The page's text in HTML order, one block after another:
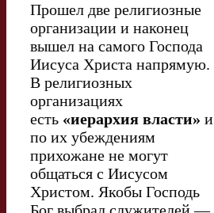
Прошел две религиозные
организации и наконец
вышел на самого Господа
Иисуса Христа напрямую.
В религиозных
организациях
есть «иерархия власти» и
по их убеждениям
прихожане не могут
общаться с Иисусом
Христом. Якобы Господь